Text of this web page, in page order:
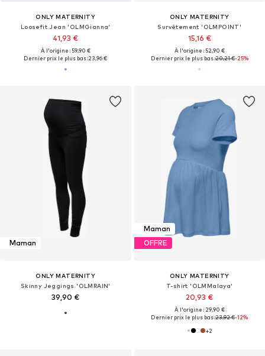
ONLY MATERNITY
Loosefit Jean 'OLMGianna'
41,93 €
À l'origine : 59,90 €
Dernier prix le plus bas :23,96 €
ONLY MATERNITY
Survêtement 'OLMPOINT'
15,16 €
À l'origine : 52,90 €
Dernier prix le plus bas :20,21 €-25%
Maman
ONLY MATERNITY
Skinny Jeggings 'OLMRAIN'
39,90 €
Maman
OFFRE
ONLY MATERNITY
T-shirt 'OLMMalaya'
20,93 €
À l'origine : 29,90 €
Dernier prix le plus bas :23,92 €-12%
+2